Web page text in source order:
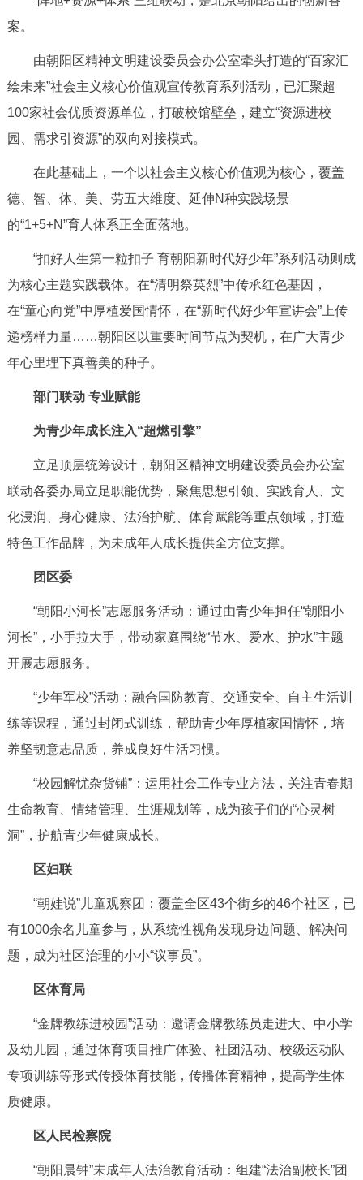
12345网上接诉即办 我要咨询 我要建议
参与调查 在线访谈 图说互动
走进北京
北京概况 十六区概览
多语种
ENGLISH 한국어 日本語
DEUTSCH FRANÇAIS РУССКИЙ ЯЗЫК
ESPAÑOL
回到顶部
案。
由朝阳区精神文明建设委员会办公室牵头打造的“百家汇
绘未来”社会主义核心价值观宣传教育系列活动，已汇聚超
100家社会优质资源单位，打破校馆壁垒，建立“资源进校
园、需求引资源”的双向对接模式。
在此基础上，一个以社会主义核心价值观为核心，覆盖
德、智、体、美、劳五大维度、延伸N种实践场景
的“1+5+N”育人体系正全面落地。
“扣好人生第一粒扣子 育朝阳新时代好少年”系列活动则成
为核心主题实践载体。在“清明祭英烈”中传承红色基因，
在“童心向党”中厚植爱国情怀，在“新时代好少年宣讲会”上传
递榜样力量……朝阳区以重要时间节点为契机，在广大青少
年心里埋下真善美的种子。
部门联动 专业赋能
为青少年成长注入“超燃引擎”
立足顶层统筹设计，朝阳区精神文明建设委员会办公室
联动各委办局立足职能优势，聚焦思想引领、实践育人、文
化浸润、身心健康、法治护航、体育赋能等重点领域，打造
特色工作品牌，为未成年人成长提供全方位支撑。
团区委
“朝阳小河长”志愿服务活动：通过由青少年担任“朝阳小
河长”，小手拉大手，带动家庭围绕“节水、爱水、护水”主题
开展志愿服务。
“少年军校”活动：融合国防教育、交通安全、自主生活训
练等课程，通过封闭式训练，帮助青少年厚植家国情怀，培
养坚韧意志品质，养成良好生活习惯。
“校园解忧杂货铺”：运用社会工作专业方法，关注青春期
生命教育、情绪管理、生涯规划等，成为孩子们的“心灵树
洞”，护航青少年健康成长。
区妇联
“朝娃说”儿童观察团：覆盖全区43个街乡的46个社区，已
有1000余名儿童参与，从系统性视角发现身边问题、解决问
题，成为社区治理的小小“议事员”。
区体育局
“金牌教练进校园”活动：邀请金牌教练员走进大、中小学
及幼儿园，通过体育项目推广体验、社团活动、校级运动队
专项训练等形式传授体育技能，传播体育精神，提高学生体
质健康。
区人民检察院
“朝阳晨钟”未成年人法治教育活动：组建“法治副校长”团